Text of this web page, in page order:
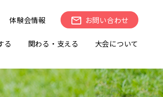
体験会情報 お問い合わせ
る 関わる・支える 大会について